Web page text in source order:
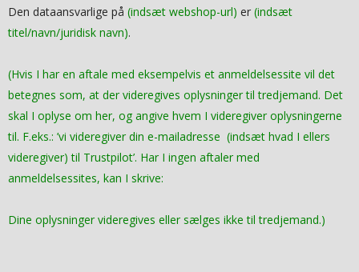
Den dataansvarlige på (indsæt webshop-url) er (indsæt
titel/navn/juridisk navn).
(Hvis I har en aftale med eksempelvis et anmeldelsessite vil det
betegnes som, at der videregives oplysninger til tredjemand. Det
skal I oplyse om her, og angive hvem I videregiver oplysningerne
til. F.eks.: ’vi videregiver din e-mailadresse (indsæt hvad I ellers
videregiver) til Trustpilot’. Har I ingen aftaler med
anmeldelsessites, kan I skrive:
Dine oplysninger videregives eller sælges ikke til tredjemand.)